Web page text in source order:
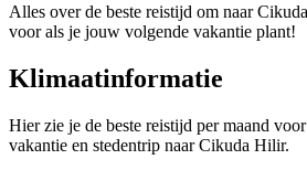
Alles over de beste reistijd om naar
voor als je jouw volgende vakantie plant!
Klimaatinformatie
Hier zie je de beste reistijd per maand
vakantie en stedentrip naar Cikuda Hilir.